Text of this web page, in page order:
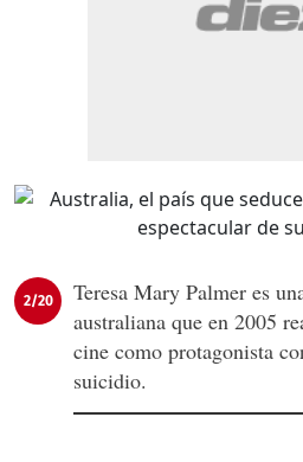
2/20
Teresa Mary Palmer es
australiana que en 2005
cine como protagonista
suicidio.